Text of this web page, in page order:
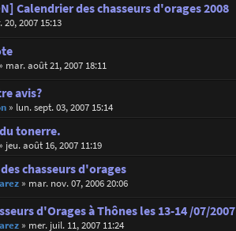
Calendrier des chasseurs d'orages 2008
2007 15:13
mar. août 21, 2007 18:11
avis?
» lun. sept. 03, 2007 15:14
tonerre.
jeu. août 16, 2007 11:19
chasseurs d'orages
» mar. nov. 07, 2006 20:06
d'Orages à Thônes les 13-14 /07/2007
» mer. juil. 11, 2007 11:24